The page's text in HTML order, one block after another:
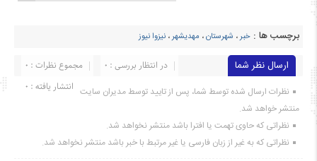
برچسب ها : خبر، شهرستان، مهدیشهر، نیزوا نیوز
ارسال نظر شما مجموع نظرات : 0
در انتظار بررسی : 0
انتشار یافته : ۰ نظرات ارسال شده توسط شما، پس از تایید توسط مدیران سایت
منتشر خواهد شد.
نظراتی که حاوی تهمت یا افترا باشد منتشر نخواهد شد.
نظراتی که به غیر از زبان فارسی یا غیر مرتبط با خبر باشد منتشر نخواهد شد.